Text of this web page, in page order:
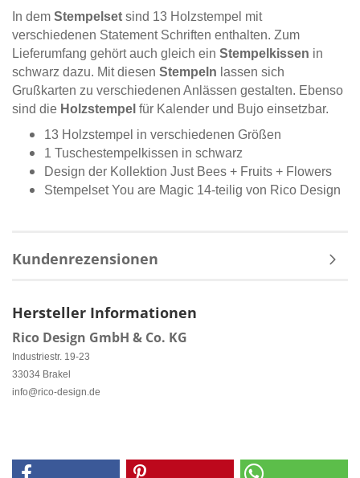
In dem Stempelset sind 13 Holzstempel mit
verschiedenen Statement Schriften enthalten. Zum
Lieferumfang gehört auch gleich ein Stempelkissen in
schwarz dazu. Mit diesen Stempeln lassen sich
Grußkarten zu verschiedenen Anlässen gestalten. Ebenso
sind die Holzstempel für Kalender und Bujo einsetzbar.
13 Holzstempel in verschiedenen Größen
1 Tuschestempelkissen in schwarz
Design der Kollektion Just Bees + Fruits + Flowers
Stempelset You are Magic 14-teilig von Rico Design
Kundenrezensionen
Hersteller Informationen
Rico Design GmbH & Co. KG
Industriestr. 19-23
33034 Brakel
info@rico-design.de